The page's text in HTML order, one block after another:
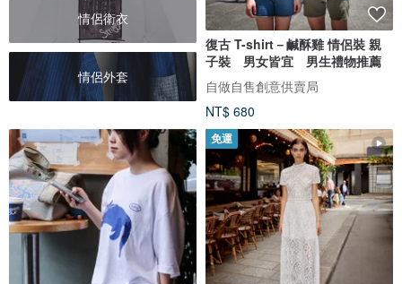
情侶衛衣
情侶外套
復古 T-shirt－鹹酥雞 情侶裝 親
子裝 男女皆宜 男生禮物推薦
自做自售創意供賣局
NT$ 680
免運